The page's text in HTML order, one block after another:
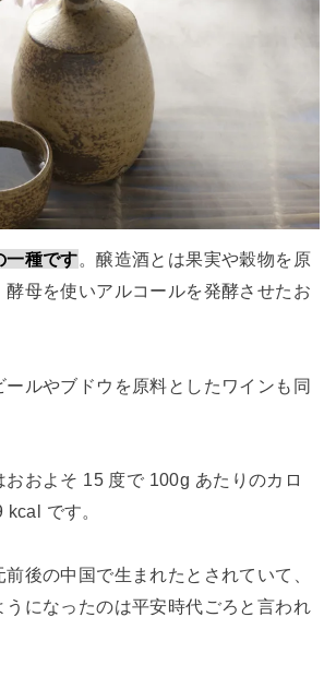
一種です。醸造酒とは果実や穀物を原
酵母を使いアルコールを発酵させたお
ールやブドウを原料としたワインも同
おおよそ 15 度で 100g あたりのカロ
です。
後の中国で生まれたとされていて、
うになったのは平安時代ごろと言われ